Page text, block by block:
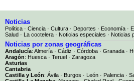
Noticias
Política · Ciencia · Cultura · Deportes · Economía ·
Salud · La coctelera · Noticias especiales · Noticias
Noticias por zonas geográficas
Andalucía: Almería · Cádiz · Córdoba · Granada ·
Aragón: Huesca · Teruel · Zaragoza
Asturias
Cantabria
Castilla y León: Ávila · Burgos · León · Palencia ·